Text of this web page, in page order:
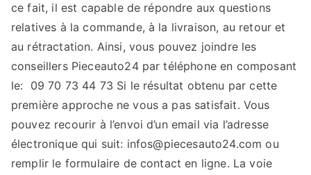
ce fait, il est capable de répondre aux questions
relatives à la commande, à la livraison, au retour et
au rétractation. Ainsi, vous pouvez joindre les
conseillers Pieceauto24 par téléphone en composant
le: 09 70 73 44 73 Si le résultat obtenu par cette
première approche ne vous a pas satisfait. Vous
pouvez recourir à l’envoi d’un email via l’adresse
électronique qui suit: infos@piecesauto24.com ou
remplir le formulaire de contact en ligne. La voie